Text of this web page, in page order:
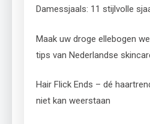
Damessjaals: 11 stijlvolle
Maak uw droge ellebogen
tips van Nederlandse
Hair Flick Ends – dé
niet kan weerstaan